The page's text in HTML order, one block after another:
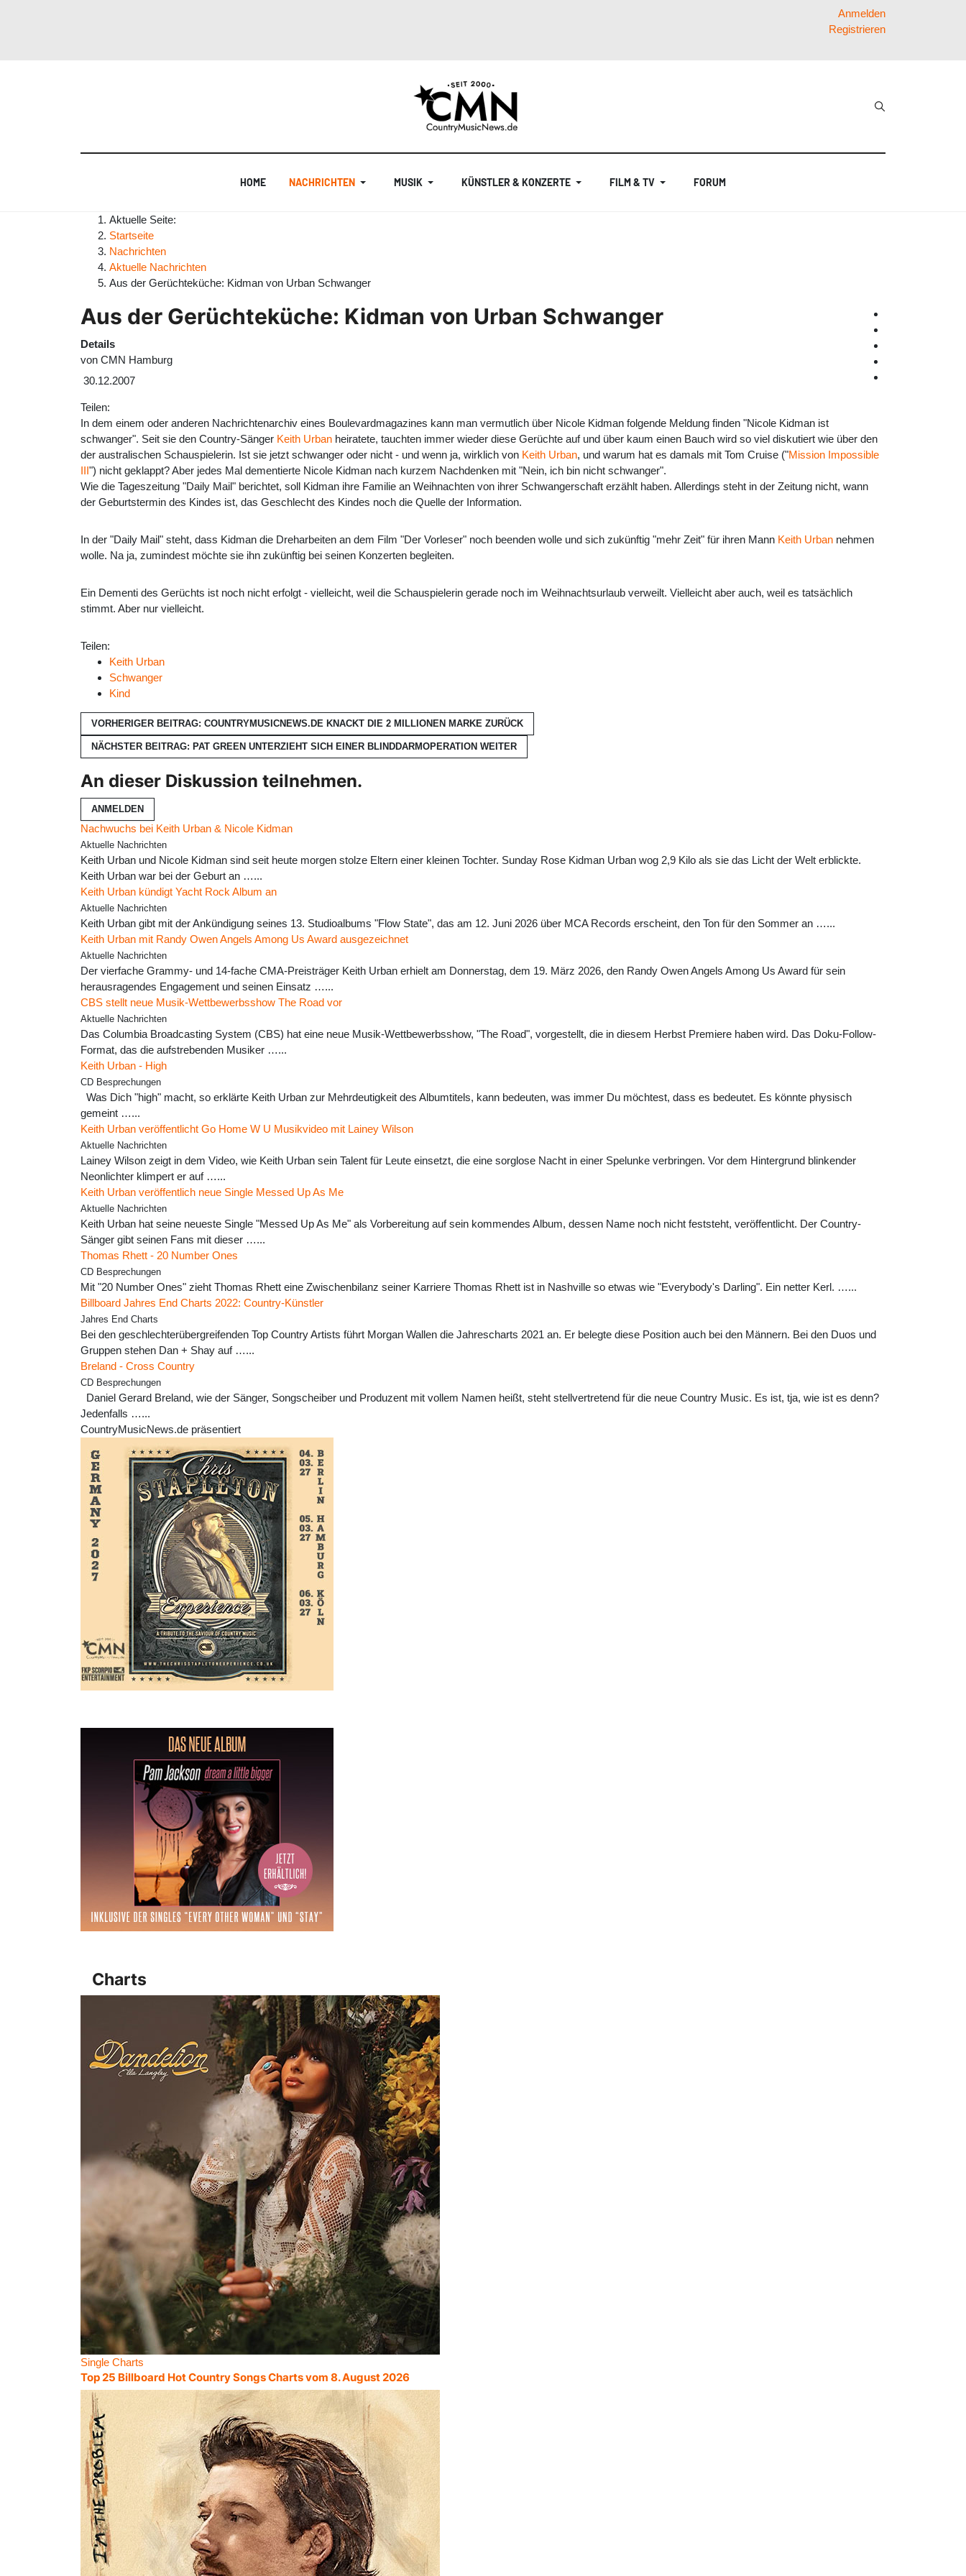
Anmelden
Registrieren
HOME NACHRICHTEN MUSIK KÜNSTLER & KONZERTE FILM & TV FORUM
Aktuelle Seite:
Startseite
Nachrichten
Aktuelle Nachrichten
Aus der Gerüchteküche: Kidman von Urban Schwanger
Aus der Gerüchteküche: Kidman von Urban Schwanger
Details
von CMN Hamburg
30.12.2007
Teilen:
In dem einem oder anderen Nachrichtenarchiv eines Boulevardmagazines kann man vermutlich über Nicole Kidman folgende Meldung finden "Nicole Kidman ist
schwanger". Seit sie den Country-Sänger Keith Urban heiratete, tauchten immer wieder diese Gerüchte auf und über kaum einen Bauch wird so viel diskutiert wie über den
der australischen Schauspielerin. Ist sie jetzt schwanger oder nicht - und wenn ja, wirklich von Keith Urban, und warum hat es damals mit Tom Cruise ("Mission Impossible
") nicht geklappt? Aber jedes Mal dementierte Nicole Kidman nach kurzem Nachdenken mit "Nein, ich bin nicht schwanger".
Wie die Tageszeitung "Daily Mail" berichtet, soll Kidman ihre Familie an Weihnachten von ihrer Schwangerschaft erzählt haben. Allerdings steht in der Zeitung nicht, wann
der Geburtstermin des Kindes ist, das Geschlecht des Kindes noch die Quelle der Information.
In der "Daily Mail" steht, dass Kidman die Dreharbeiten an dem Film "Der Vorleser" noch beenden wolle und sich zukünftig "mehr Zeit" für ihren Mann Keith Urban nehmen
wolle. Na ja, zumindest möchte sie ihn zukünftig bei seinen Konzerten begleiten.
Ein Dementi des Gerüchts ist noch nicht erfolgt - vielleicht, weil die Schauspielerin gerade noch im Weihnachtsurlaub verweilt. Vielleicht aber auch, weil es tatsächlich
stimmt. Aber nur vielleicht.
Teilen:
Keith Urban
Schwanger
Kind
VORHERIGER BEITRAG: COUNTRYMUSICNEWS.DE KNACKT DIE 2 MILLIONEN MARKE ZURÜCK
NÄCHSTER BEITRAG: PAT GREEN UNTERZIEHT SICH EINER BLINDDARMOPERATION WEITER
An dieser Diskussion teilnehmen.
ANMELDEN
Nachwuchs bei Keith Urban & Nicole Kidman
Aktuelle Nachrichten
Keith Urban und Nicole Kidman sind seit heute morgen stolze Eltern einer kleinen Tochter. Sunday Rose Kidman Urban wog 2,9 Kilo als sie das Licht der Welt erblickte.
Keith Urban war bei der Geburt an …...
Keith Urban kündigt Yacht Rock Album an
Aktuelle Nachrichten
Keith Urban gibt mit der Ankündigung seines 13. Studioalbums "Flow State", das am 12. Juni 2026 über MCA Records erscheint, den Ton für den Sommer an …...
Keith Urban mit Randy Owen Angels Among Us Award ausgezeichnet
Aktuelle Nachrichten
Der vierfache Grammy- und 14-fache CMA-Preisträger Keith Urban erhielt am Donnerstag, dem 19. März 2026, den Randy Owen Angels Among Us Award für sein
herausragendes Engagement und seinen Einsatz …...
CBS stellt neue Musik-Wettbewerbsshow The Road vor
Aktuelle Nachrichten
Das Columbia Broadcasting System (CBS) hat eine neue Musik-Wettbewerbsshow, "The Road", vorgestellt, die in diesem Herbst Premiere haben wird. Das Doku-Follow-
Format, das die aufstrebenden Musiker …...
Keith Urban - High
CD Besprechungen
Was Dich "high" macht, so erklärte Keith Urban zur Mehrdeutigkeit des Albumtitels, kann bedeuten, was immer Du möchtest, dass es bedeutet. Es könnte physisch
gemeint …...
Keith Urban veröffentlicht Go Home W U Musikvideo mit Lainey Wilson
Aktuelle Nachrichten
Lainey Wilson zeigt in dem Video, wie Keith Urban sein Talent für Leute einsetzt, die eine sorglose Nacht in einer Spelunke verbringen. Vor dem Hintergrund blinkender
Neonlichter klimpert er auf …...
Keith Urban veröffentlich neue Single Messed Up As Me
Aktuelle Nachrichten
Keith Urban hat seine neueste Single "Messed Up As Me" als Vorbereitung auf sein kommendes Album, dessen Name noch nicht feststeht, veröffentlicht. Der Country-
Sänger gibt seinen Fans mit dieser …...
Thomas Rhett - 20 Number Ones
CD Besprechungen
Mit "20 Number Ones" zieht Thomas Rhett eine Zwischenbilanz seiner Karriere Thomas Rhett ist in Nashville so etwas wie "Everybody's Darling". Ein netter Kerl. …...
Billboard Jahres End Charts 2022: Country-Künstler
Jahres End Charts
Bei den geschlechterübergreifenden Top Country Artists führt Morgan Wallen die Jahrescharts 2021 an. Er belegte diese Position auch bei den Männern. Bei den Duos und
Gruppen stehen Dan + Shay auf …...
Breland - Cross Country
CD Besprechungen
Daniel Gerard Breland, wie der Sänger, Songscheiber und Produzent mit vollem Namen heißt, steht stellvertretend für die neue Country Music. Es ist, tja, wie ist es denn?
Jedenfalls …...
CountryMusicNews.de präsentiert
Charts
Single Charts
Top 25 Billboard Hot Country Songs Charts vom 8. August 2026